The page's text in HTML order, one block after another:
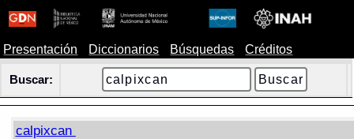
Presentación Diccionarios Búsquedas Créditos
Buscar:
calpixcan